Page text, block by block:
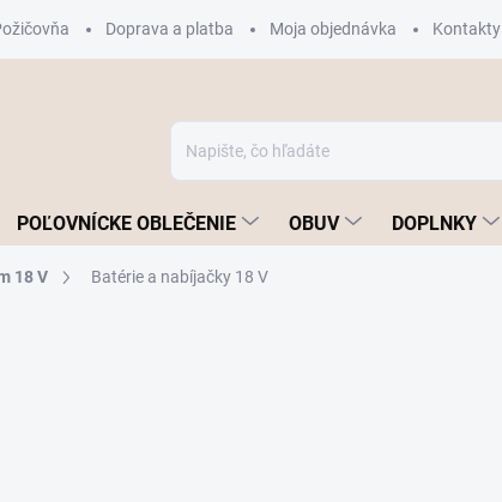
Doprava a platba Moja objednávka Kontakty
POĽOVNÍCKE OBLEČENIE OBUV DOPLNKY
18 V Batérie a nabíjačky 18 V